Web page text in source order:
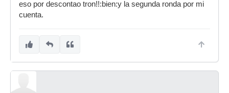
eso por descontao tron!!:bien:y la segunda ronda por mi
cuenta.